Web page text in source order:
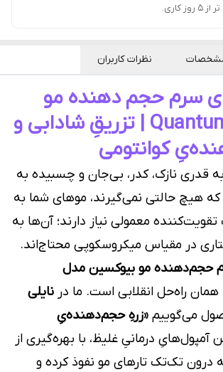
کاری.
نظرات کاربران
عددی سرم حجم دهنده مو
بیوکسین Quantum | تزریقِ شادابی و
کوانتومی
قدری نازک، کدر، بی‌جان و چسبیده به
هیچ حالتی نمی‌گیرند، موهای شما به
تقویت‌کننده معمولی نیاز دارند؛ آن‌ها به
در مقیاس میکروسکوپی محتاج‌اند.
سرم حجم‌دهنده مو بیوکسین مدل
همان راه‌حل انقلابی است. ما در نایلی
می‌گوییم «زرهِ حجم‌دهنده‌یِ
آمپول‌هایِ درمانیِ غلیظ، با بهره‌گیری از
درون تک‌تک تارهای مو نفوذ کرده و